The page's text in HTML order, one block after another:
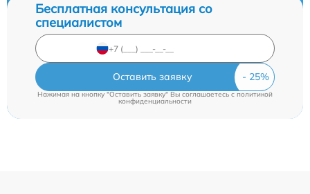
Бесплатная консультация со
специалистом
Оставить заявку
Нажимая на кнопку "Оставить заявку" Вы соглашаетесь cполитикой
конфиденциальности